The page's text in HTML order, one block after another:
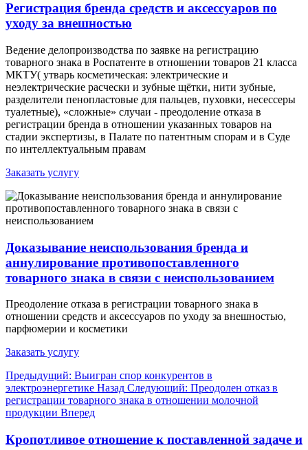
Регистрация бренда средств и аксессуаров по
уходу за внешностью
Ведение делопроизводства по заявке на регистрацию
товарного знака в Роспатенте в отношении товаров 21 класса
МКТУ( утварь косметическая: электрические и
неэлектрические расчески и зубные щётки, нити зубные,
разделители пенопластовые для пальцев, пуховки, несессеры
туалетные), «сложные» случаи - преодоление отказа в
регистрации бренда в отношении указанных товаров на
стадии экспертизы, в Палате по патентным спорам и в Суде
по интеллектуальным правам
Заказать услугу
Доказывание неиспользования бренда и
аннулирование противопоставленного
товарного знака в связи с неиспользованием
Преодоление отказа в регистрации товарного знака в
отношении средств и аксессуаров по уходу за внешностью,
парфюмерии и косметики
Заказать услугу
Предыдущий: Выигран спор конкурентов в
электроэнергетике Назад Следующий: Преодолен отказ в
регистрации товарного знака в отношении молочной
продукции Вперед
Кропотливое отношение к поставленной задаче и